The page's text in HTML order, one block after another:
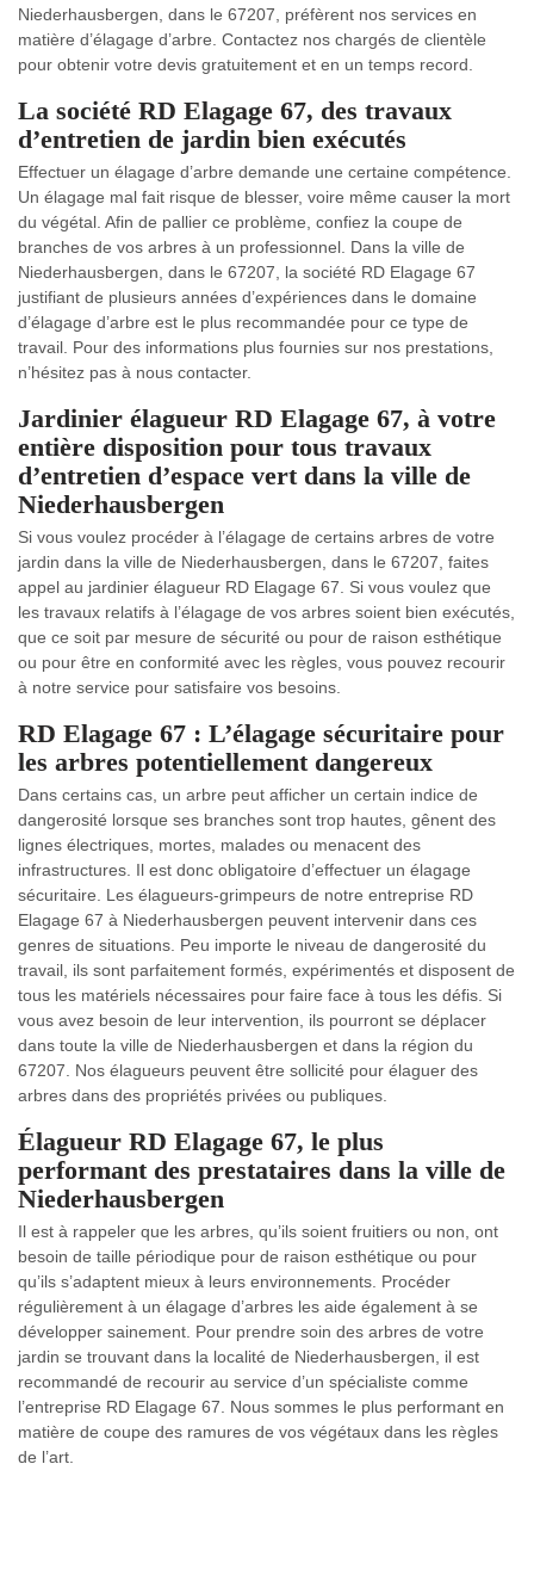
Niederhausbergen, dans le 67207, préfèrent nos services en
matière d’élagage d’arbre. Contactez nos chargés de clientèle
pour obtenir votre devis gratuitement et en un temps record.
La société RD Elagage 67, des travaux
d’entretien de jardin bien exécutés
Effectuer un élagage d’arbre demande une certaine compétence.
Un élagage mal fait risque de blesser, voire même causer la mort
du végétal. Afin de pallier ce problème, confiez la coupe de
branches de vos arbres à un professionnel. Dans la ville de
Niederhausbergen, dans le 67207, la société RD Elagage 67
justifiant de plusieurs années d’expériences dans le domaine
d’élagage d’arbre est le plus recommandée pour ce type de
travail. Pour des informations plus fournies sur nos prestations,
n’hésitez pas à nous contacter.
Jardinier élagueur RD Elagage 67, à votre
entière disposition pour tous travaux
d’entretien d’espace vert dans la ville de
Niederhausbergen
Si vous voulez procéder à l’élagage de certains arbres de votre
jardin dans la ville de Niederhausbergen, dans le 67207, faites
appel au jardinier élagueur RD Elagage 67. Si vous voulez que
les travaux relatifs à l’élagage de vos arbres soient bien exécutés,
que ce soit par mesure de sécurité ou pour de raison esthétique
ou pour être en conformité avec les règles, vous pouvez recourir
à notre service pour satisfaire vos besoins.
RD Elagage 67 : L’élagage sécuritaire pour
les arbres potentiellement dangereux
Dans certains cas, un arbre peut afficher un certain indice de
dangerosité lorsque ses branches sont trop hautes, gênent des
lignes électriques, mortes, malades ou menacent des
infrastructures. Il est donc obligatoire d’effectuer un élagage
sécuritaire. Les élagueurs-grimpeurs de notre entreprise RD
Elagage 67 à Niederhausbergen peuvent intervenir dans ces
genres de situations. Peu importe le niveau de dangerosité du
travail, ils sont parfaitement formés, expérimentés et disposent de
tous les matériels nécessaires pour faire face à tous les défis. Si
vous avez besoin de leur intervention, ils pourront se déplacer
dans toute la ville de Niederhausbergen et dans la région du
67207. Nos élagueurs peuvent être sollicité pour élaguer des
arbres dans des propriétés privées ou publiques.
Élagueur RD Elagage 67, le plus
performant des prestataires dans la ville de
Niederhausbergen
Il est à rappeler que les arbres, qu’ils soient fruitiers ou non, ont
besoin de taille périodique pour de raison esthétique ou pour
qu’ils s’adaptent mieux à leurs environnements. Procéder
régulièrement à un élagage d’arbres les aide également à se
développer sainement. Pour prendre soin des arbres de votre
jardin se trouvant dans la localité de Niederhausbergen, il est
recommandé de recourir au service d’un spécialiste comme
l’entreprise RD Elagage 67. Nous sommes le plus performant en
matière de coupe des ramures de vos végétaux dans les règles
de l’art.